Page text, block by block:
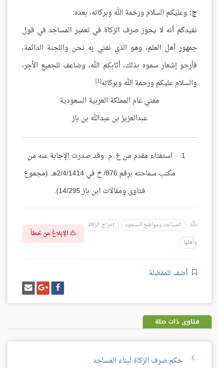
ج: وعليكم السلام ورحمة الله وبركاته، بعده:
نفيدكم أنه لا يجوز صرف الزكاة في تعمير المساجد في قول
جمهور أهل العلم، وهو الذي نفتي به نحن واللجنة الدائمة،
فأرجو إشعار سموه بذلك، أثابكم الله، وضاعف للجميع الأجر،
والسلام عليكم ورحمة الله وبركاته[1]
.
مفتي عام المملكة العربية السعودية
عبدالعزيز بن عبدالله بن باز
استفتاء مقدم من ع. م. وقد صدرت الإجابة عنه من
مكتب سماحته برقم 876/ خ في 2/4/1414هـ. (مجموع
فتاوى ومقالات ابن باز 14/295).
المساجد ومواضع السجود
إخراج الزكاة
وأهلها
الإبلاغ عن خطأ
أضف للمفضلة
شارك
على
فيسبوك
شارك
على
غوغل
بلس
إرسل
إيميل
فتاوى ذات صلة
حكم صرف الزكاة لبناء المساجد